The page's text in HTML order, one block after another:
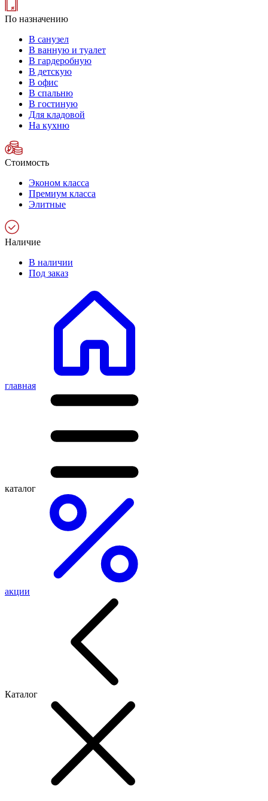
По назначению
В санузел
В ванную и туалет
В гардеробную
В детскую
В офис
В спальню
В гостиную
Для кладовой
На кухню
Стоимость
Эконом класса
Премиум класса
Элитные
Наличие
В наличии
Под заказ
главная
каталог
акции
Каталог